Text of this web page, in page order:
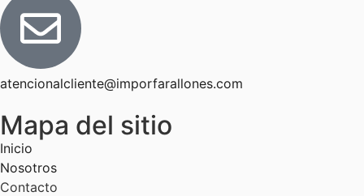
atencionalcliente@imporfarallones.com
Mapa del sitio
Inicio
Nosotros
Contacto